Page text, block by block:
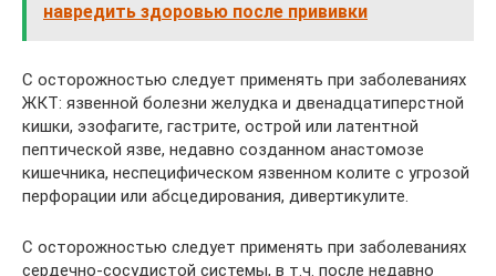
навредить здоровью после прививки
С осторожностью следует применять при заболеваниях
ЖКТ: язвенной болезни желудка и двенадцатиперстной
кишки, эзофагите, гастрите, острой или латентной
пептической язве, недавно созданном анастомозе
кишечника, неспецифическом язвенном колите с угрозой
перфорации или абсцедирования, дивертикулите.
С осторожностью следует применять при заболеваниях
сердечно-сосудистой системы, в т.ч. после недавно